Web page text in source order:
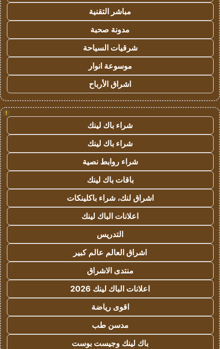
مباشر التقنية
مدونة صحبة
شرقيات السياحة
موسوعة انوار
اشراق الأرباح
!
شراء باك لينك
شراء باك لينك
شراء روابط نصية
باقات باك لينك
اشراق لنك، شراء باكلينكات
اعلانات الباك لينك
التدريس
اشراق العالم عالم كبير
منتدى الاشراق
اعلانات الباك لينك 2026
اقوى رياضة
مدسن طب
باك لينك وجيست بوست